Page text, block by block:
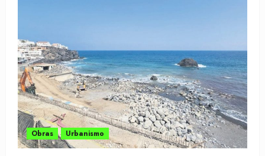
Obras Urbanismo